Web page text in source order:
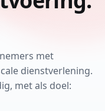
met
dienstverlening.
met als doel: